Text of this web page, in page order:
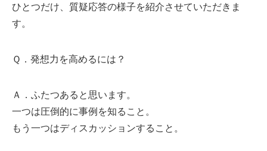
ひとつだけ、質疑応答の様子を紹介させていただきま
す。
Ｑ．発想力を高めるには？
Ａ．ふたつあると思います。
一つは圧倒的に事例を知ること。
もう一つはディスカッションすること。